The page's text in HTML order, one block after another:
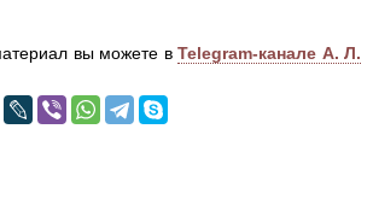
вы можете в Telegram-канале А. Л.